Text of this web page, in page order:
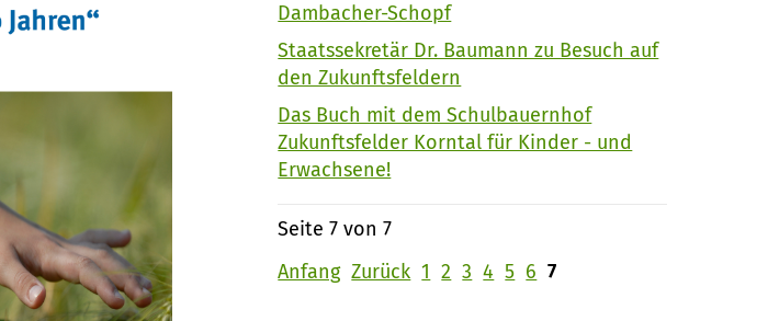
Dambacher-Schopf
Staatssekretär Dr. Baumann zu Besuch auf
den Zukunftsfeldern
Das Buch mit dem Schulbauernhof
Zukunftsfelder Korntal für Kinder - und
Erwachsene!
Seite 7 von 7
Anfang Zurück 1 2 3 4 5 6 7